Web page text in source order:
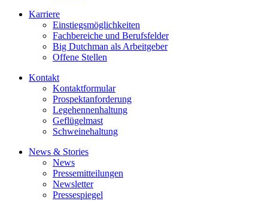
Karriere
Einstiegsmöglichkeiten
Fachbereiche und Berufsfelder
Big Dutchman als Arbeitgeber
Offene Stellen
Kontakt
Kontaktformular
Prospektanforderung
Legehennenhaltung
Geflügelmast
Schweinehaltung
News & Stories
News
Pressemitteilungen
Newsletter
Pressespiegel